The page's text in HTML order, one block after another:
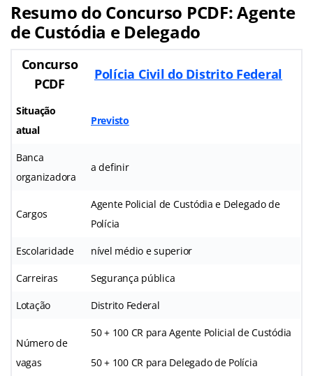
Resumo do Concurso PCDF: Agente
de Custódia e Delegado
Concurso
PCDF
Polícia Civil do Distrito Federal
Situação
atual
Previsto
Banca
organizadora
a definir
Cargos
Agente Policial de Custódia e Delegado de
Polícia
Escolaridade nível médio e superior
Carreiras Segurança pública
Lotação Distrito Federal
Número de
vagas
50 + 100 CR para Agente Policial de Custódia
50 + 100 CR para Delegado de Polícia